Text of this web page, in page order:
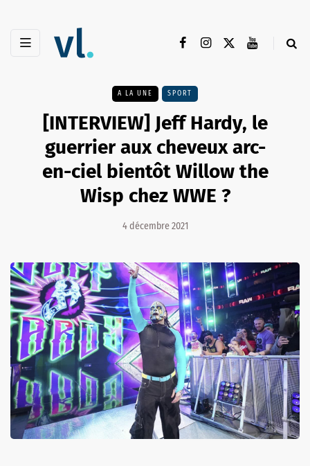
A LA UNE SPORT
[INTERVIEW] Jeff Hardy, le
guerrier aux cheveux arc-
en-ciel bientôt Willow the
Wisp chez WWE ?
4 décembre 2021